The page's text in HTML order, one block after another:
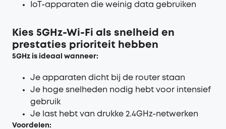
IoT-apparaten die weinig data gebruiken
Kies 5GHz-Wi-Fi als snelheid en
prestaties prioriteit hebben
5GHz is ideaal wanneer:
Je apparaten dicht bij de router staan
Je hoge snelheden nodig hebt voor intensief
gebruik
Je last hebt van drukke 2.4GHz-netwerken
Voordelen: